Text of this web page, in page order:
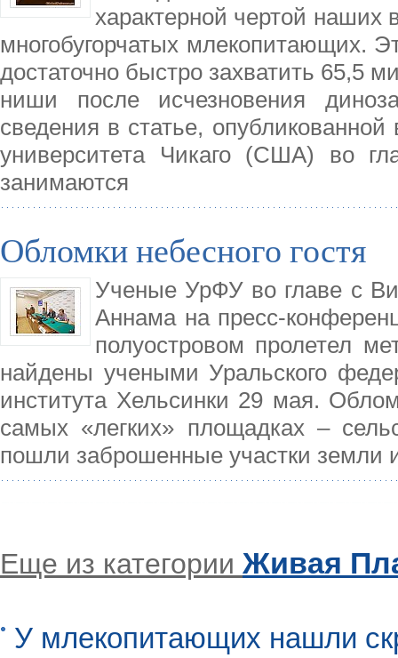
характерной чертой
многобугорчатых млекопитающих.
достаточно быстро захватить 65,5
ниши после исчезновения
сведения в статье,
университета Чикаго (США) во
занимаются
Обломки небесного гостя
Ученые УрФУ во главе с
Аннама на пресс-
полуостровом пролетел
найдены учеными Уральского
института Хельсинки 29 мая.
самых «легких» площадках –
пошли заброшенные участки земли
Еще из категории Живая
У млекопитающих нашли